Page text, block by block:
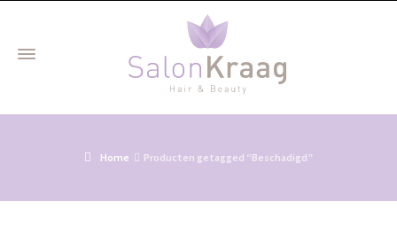
Home Producten getagged “Beschadigd”